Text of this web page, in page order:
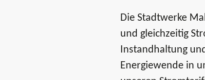
Die Stadtwerke
und gleichzeitig
Instandhaltung
Energiewende in